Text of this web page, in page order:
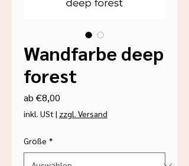
Wandfarbe deep
forest
ab €8,00
Preis
inkl. USt | zzgl. Versand
Größe *